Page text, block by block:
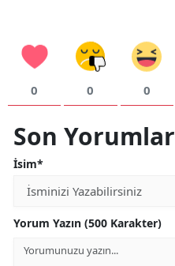
0 0 0
Son Yorumlar
İsim*
Yorum Yazın (500 Karakter)